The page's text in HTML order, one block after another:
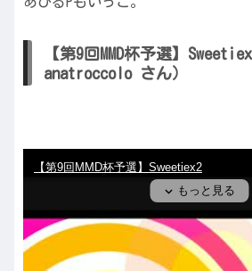
【第9回MMD杯予選】
anatroccolo さん）